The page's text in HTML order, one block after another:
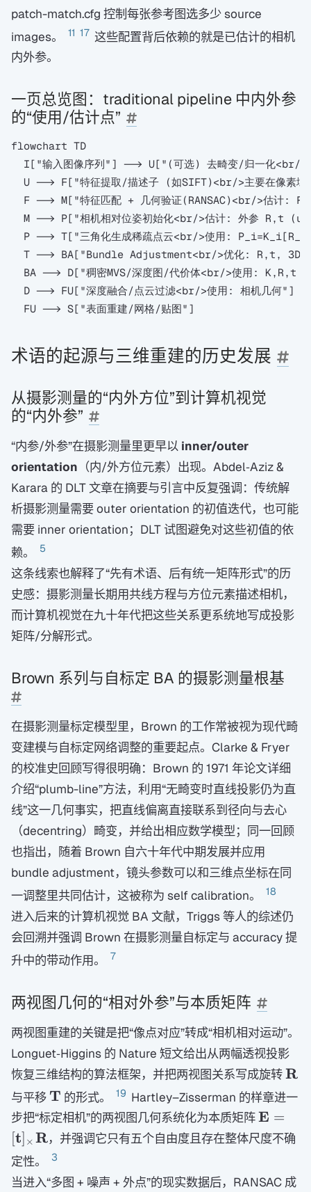
patch-match.cfg 控制每张参考图选多少 source
images。
11 17 这些配置背后依赖的就是已估计的相机
内外参。
一页总览图：traditional pipeline 中内外参
的“使用/估计点”
flowchart TD
I["输入图像序列"] --> U["(可选) 去畸变/归一化<br/>
U --> F["特征提取/描述子 (如SIFT)<br/>主要在像素域
F --> M["特征匹配 + 几何验证(RANSAC)<br/>估计: F
M --> P["相机相对位姿初始化<br/>估计: 外参 R,t
P --> T["三角化生成稀疏点云<br/>使用:
T --> BA["Bundle Adjustment<br/>优化: R,t, 3D点
BA --> D["稠密MVS/深度图/代价体<br/>使用: K,R,t
  D --> FU["深度融合/点云过滤<br/>使用: 相机几何"]
术语的起源与三维重建的历史发展
从摄影测量的“内外方位”到计算机视觉
的“内外参”
“内参/外参”在摄影测量里更早以 inner/outer
orientation （内/外方位元素）出现。Abdel‑Aziz &
Karara 的 DLT 文章在摘要与引言中反复强调：传统解
析摄影测量需要 outer orientation 的初值迭代，也可能
需要 inner orientation；DLT 试图避免对这些初值的依
赖。
5
这条线索也解释了“先有术语、后有统一矩阵形式”的历
史感：摄影测量长期用共线方程与方位元素描述相机，
而计算机视觉在九十年代把这些关系更系统地写成投影
矩阵/分解形式。
Brown 系列与自标定 BA 的摄影测量根基
在摄影测量标定模型里，Brown 的工作常被视为现代畸
变建模与自标定网络调整的重要起点。Clarke & Fryer
的校准史回顾写得很明确：Brown 的 1971 年论文详细
介绍“plumb-line”方法，利用“无畸变时直线投影仍为直
线”这一几何事实，把直线偏离直接联系到径向与去心
（decentring）畸变，并给出相应数学模型；同一回顾
也指出，随着 Brown 自六十年代中期发展并应用
bundle adjustment，镜头参数可以和三维点坐标在同
一调整里共同估计，这被称为 self calibration。
18
进入后来的计算机视觉 BA 文献，Triggs 等人的综述仍
会回溯并强调 Brown 在摄影测量自标定与 accuracy 提
升中的带动作用。
7
两视图几何的“相对外参”与本质矩阵
两视图重建的关键是把“像点对应”转成“相机相对运动”。
Longuet‑Higgins 的 Nature 短文给出从两幅透视投影
恢复三维结构的算法框架，并把两视图关系写成旋转R
与平移 \mathbf
T
T 的形式。 19 Hartley–Zisserman 的样章进一
步把“标定相机”的两视图几何系统化为本质矩阵E =
t × R，并强调它只有五个自由度且存在整体尺度不确
定性。
3
当进入“多图 + 噪声 + 外点”的现实数据后，RANSAC 成